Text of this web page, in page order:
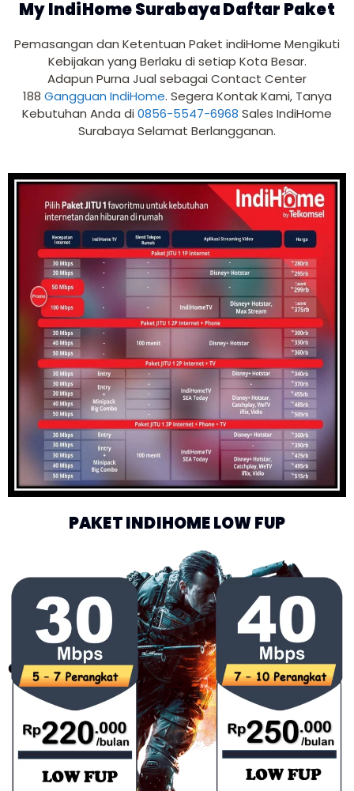
My IndiHome Surabaya Daftar Paket
Pemasangan dan Ketentuan Paket indiHome Mengikuti
Kebijakan yang Berlaku di setiap Kota Besar.
Adapun Purna Jual sebagai Contact Center
188 Gangguan IndiHome. Segera Kontak Kami, Tanya
Kebutuhan Anda di 0856-5547-6968 Sales IndiHome
Surabaya Selamat Berlangganan.
PAKET INDIHOME LOW FUP